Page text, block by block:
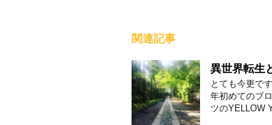
関連記事
異世界転生
とても今更で
年初めてのブ
ツのYELLOW